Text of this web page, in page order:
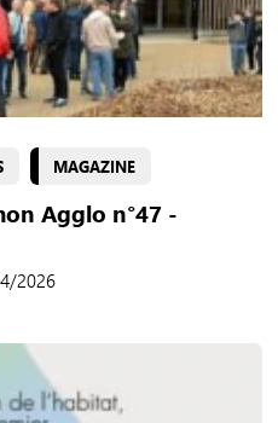
MAGAZINE
Agglo n°47 -
2026